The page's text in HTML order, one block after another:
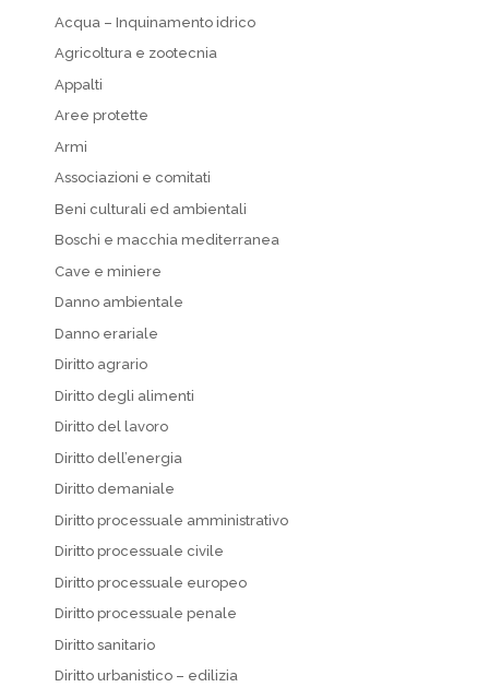
Acqua – Inquinamento idrico
Agricoltura e zootecnia
Appalti
Aree protette
Armi
Associazioni e comitati
Beni culturali ed ambientali
Boschi e macchia mediterranea
Cave e miniere
Danno ambientale
Danno erariale
Diritto agrario
Diritto degli alimenti
Diritto del lavoro
Diritto dell’energia
Diritto demaniale
Diritto processuale amministrativo
Diritto processuale civile
Diritto processuale europeo
Diritto processuale penale
Diritto sanitario
Diritto urbanistico – edilizia